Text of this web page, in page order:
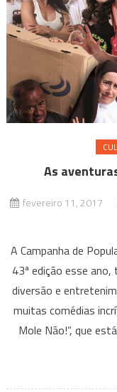
As
fevereiro 11, 2017
A Campanha de
43ª edição esse
diversão e
muitas comédias
Mole Não!”, que